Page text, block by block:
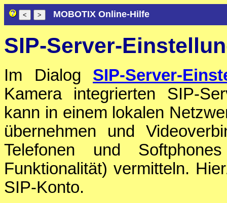
MOBOTIX Online-Hilfe
SIP-Server-
Im Dialog SIP-Server-
Kamera integrierten SIP-
kann in einem lokalen
übernehmen und
Telefonen und
Funktionalität) vermitteln.
SIP-Konto.